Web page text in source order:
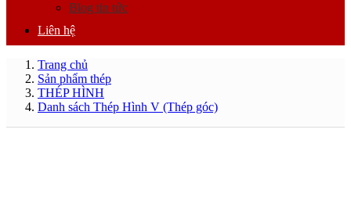
Blog tin tức
Liên hệ
Trang chủ
Sản phẩm thép
THÉP HÌNH
Danh sách Thép Hình V (Thép góc)